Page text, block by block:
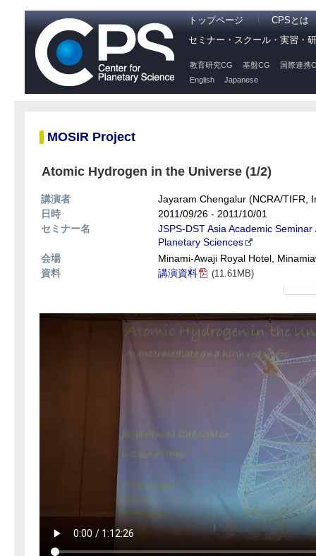
トップページ
CPSとは
セミナー・スクール・実習・
教育研究CG 基盤CG
国際連携
English
Japanese
MOSIR Project
Atomic Hydrogen in the Universe (1/2)
講演者
Jayaram Chengalur (NCRA/TIFR,
日時
2011/09/26 - 2011/10/01
セミナー名
JSPS-DST Asia Academic
Planetary Sciences
会場
Minami-Awaji Royal Hotel,
資料
講演資料 (11.61MB)